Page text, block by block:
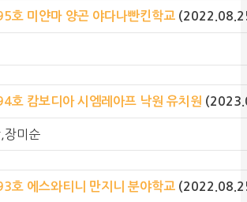
호 미얀마 양곤 야다나빤킨학교
호 캄보디아 시엠레아프 낙원 유치원
장미순
호 에스와티니 만지니 분야학교